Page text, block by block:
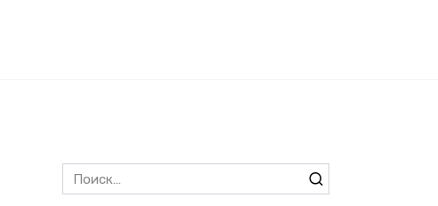
Search
for: